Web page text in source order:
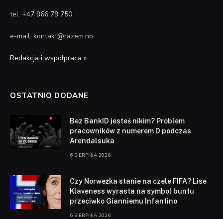
tel. +47 966 79 750
e-mail: kontakt@razem.no
Redakcja i współpraca »
OSTATNIO DODANE
Bez BankID jesteś nikim? Problem
pracowników z numerem D podczas
Arendalsuka
6 SIERPNIA 2026
Czy Norweżka stanie na czele FIFA? Lise
Klaveness wyrasta na symbol buntu
przeciwko Gianniemu Infantino
6 SIERPNIA 2026